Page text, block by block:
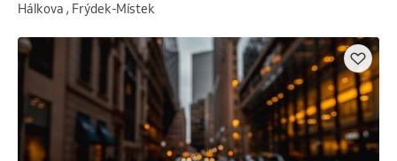
Hálkova , Frýdek-Místek